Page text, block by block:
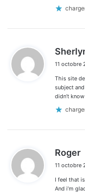
11 octobre
This site
subject and
didn’t
Roger
t
:
11 octobre
I feel that
And i’m